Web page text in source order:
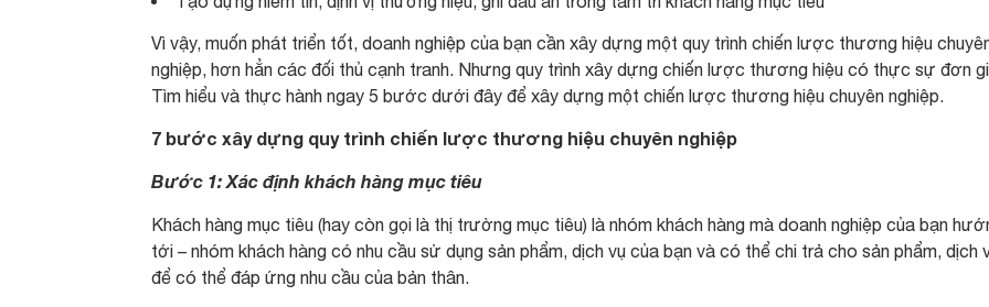
Vì vậy, muốn phát triển tốt, doanh nghiệp của bạn cần xây dựng một quy trình chiến lược thương hiệu
nghiệp, hơn hẳn các đối thủ cạnh tranh. Nhưng quy trình xây dựng chiến lược thương hiệu có thực sự đơn
Tìm hiểu và thực hành ngay 5 bước dưới đây để xây dựng một chiến lược thương hiệu chuyên nghiệp.
7 bước xây dựng quy trình chiến lược thương hiệu chuyên nghiệp
Bước 1: Xác định khách hàng mục tiêu
Khách hàng mục tiêu (hay còn gọi là thị trường mục tiêu) là nhóm khách hàng mà doanh nghiệp của bạn
tới – nhóm khách hàng có nhu cầu sử dụng sản phẩm, dịch vụ của bạn và có thể chi trả cho sản phẩm, dịch
để có thể đáp ứng nhu cầu của bản thân.